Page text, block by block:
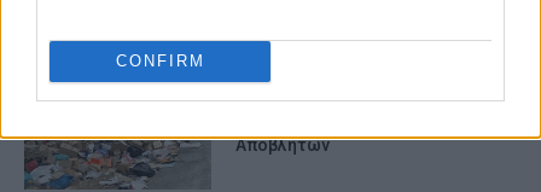
CONFIRM
ΣΥΡΙΖΑ Κέρκυρας: Στην ΠΥΡΑ η
Ανακύκλωση και η Μονάδα
Αποβλήτων